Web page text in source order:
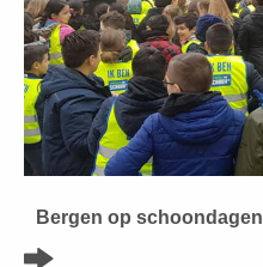
Bergen op schoondagen